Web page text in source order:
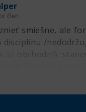
člen
smiešne, ale
disciplínu /
si obchodník